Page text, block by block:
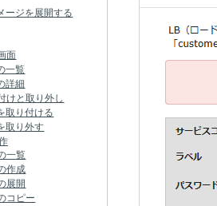
ージを展開する
面
一覧
詳細
けと取り外し
取り付ける
取り外す
一覧
作成
展開
コピー